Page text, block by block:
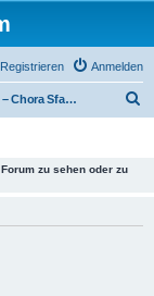
Anmelden
Registrieren
Anopolis – Chora Sfakion
zu sehen oder zu